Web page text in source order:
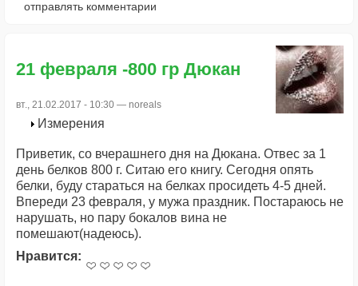
отправлять комментарии
21 февраля -800 гр Дюкан
вт., 21.02.2017 - 10:30 — noreals
Измерения
Приветик, со вчерашнего дня на Дюкана. Отвес за 1
день белков 800 г. Ситаю его книгу. Сегодня опять
белки, буду стараться на белках просидеть 4-5 дней.
Впереди 23 февраля, у мужа праздник. Постараюсь не
нарушать, но пару бокалов вина не
помешают(надеюсь).
Нравится: